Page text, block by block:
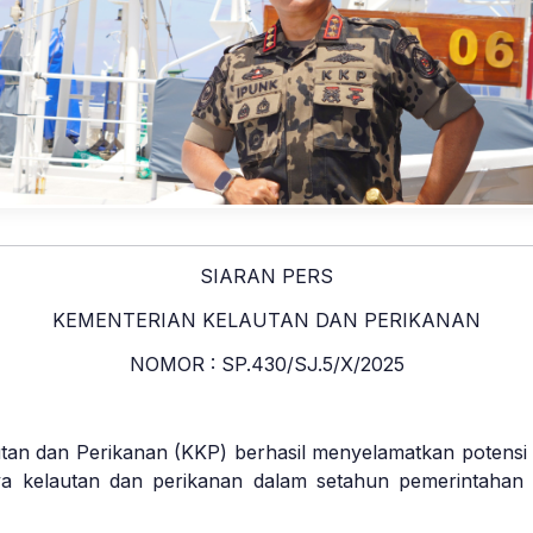
SIARAN PERS
KEMENTERIAN KELAUTAN DAN PERIKANAN
NOMOR : SP.430/SJ.5/X/2025
dan Perikanan (KKP) berhasil menyelamatkan
kelautan dan perikanan dalam setahun